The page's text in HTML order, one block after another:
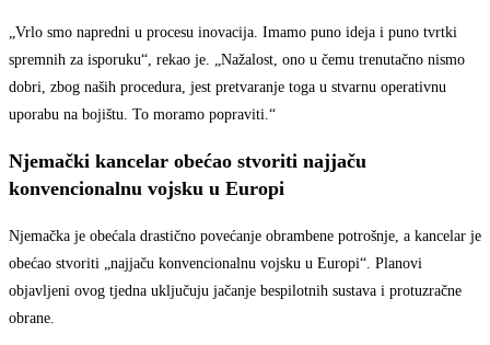
„Vrlo smo napredni u procesu inovacija. Imamo puno ideja i puno tvrtki
spremnih za isporuku“, rekao je. „Nažalost, ono u čemu trenutačno nismo
dobri, zbog naših procedura, jest pretvaranje toga u stvarnu operativnu
uporabu na bojištu. To moramo popraviti.“
Njemački kancelar obećao stvoriti najjaču
konvencionalnu vojsku u Europi
Njemačka je obećala drastično povećanje obrambene potrošnje, a kancelar je
obećao stvoriti „najjaču konvencionalnu vojsku u Europi“. Planovi
objavljeni ovog tjedna uključuju jačanje bespilotnih sustava i protuzračne
obrane.